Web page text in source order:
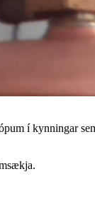
í kynningar